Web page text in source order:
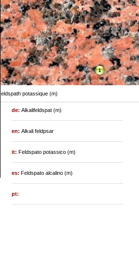
1
potassique (m)
de:Alkalifeldspat (m)
en:Alkali feldpsar
it:Feldspato potassico (m)
es:Feldspato alcalino (m)
pt: